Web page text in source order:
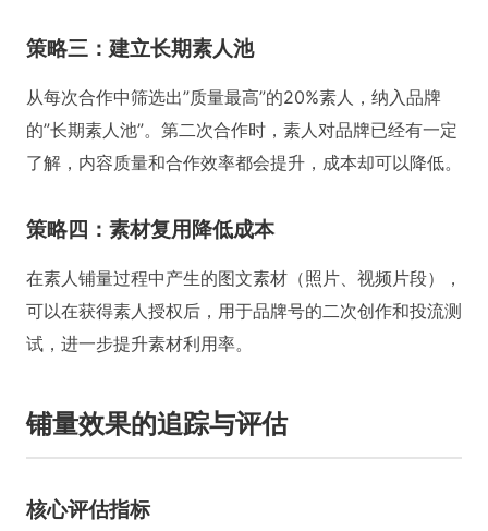
策略三：建立长期素人池
从每次合作中筛选出”质量最高”的20%素人，纳入品牌
的”长期素人池”。第二次合作时，素人对品牌已经有一定
了解，内容质量和合作效率都会提升，成本却可以降低。
策略四：素材复用降低成本
在素人铺量过程中产生的图文素材（照片、视频片段），
可以在获得素人授权后，用于品牌号的二次创作和投流测
试，进一步提升素材利用率。
铺量效果的追踪与评估
核心评估指标